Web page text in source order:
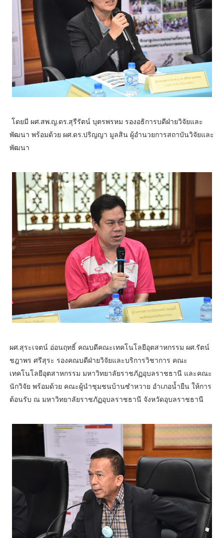
โดยมี ผศ.สพ.ญ.ดร.สุรีรัตน์ บุตรพรหม รองอธิการบดีฝ่ายวิจัยและ
พัฒนา พร้อมด้วย ผศ.ดร.ปริญญา มูลสิน ผู้อำนวยการสถาบันวิจัยและ
พัฒนา
ผศ.สุระเจตน์ อ่อนฤทธิ์ คณบดีคณะเทคโนโลยีอุตสาหกรรม ผศ.รัตน์
ชฎาพร ศรีสุระ รองคณบดีฝ่ายวิจัยและบริการวิชาการ คณะ
เทคโนโลยีอุตสาหกรรม มหาวิทยาลัยราชภัฏอุบลราชธานี และคณะ
นักวิจัย พร้อมด้วย คณะผู้นำชุมชนบ้านซำหวาย อำเภอน้ำยืน ให้การ
ต้อนรับ ณ มหาวิทยาลัยราชภัฏอุบลราชธานี จังหวัดอุบลราชธานี